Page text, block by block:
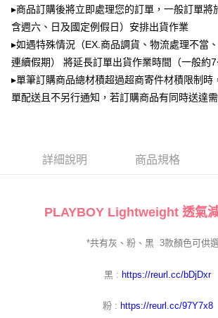
買賣價金債權讓與本公司後，依約使用本公司帳單繳
2.基於同意付款使用「大哥付你分期」之契約關係目
資料（包含姓名、電話或地址）提供予台灣大哥大進
由本公司與您本人進行分期帳單所需資料之確認、核
3.完整用戶服務條款，請詳閱以下連結：https://
7-11取貨付款
每筆NT$100，滿NT$900(含以上)免運費
付款後7-11取貨
每筆NT$100，滿NT$700(含以上)免運費
▸商品訂購後將立即處理您的訂單，一般訂單將
含週六、日及國定例假日）安排出貨作業
▸如遇特殊情況（EX.商品調貨、物流處理不當
連續假期） 將延長訂單出貨作業時間（一般約7
▸單筆訂購商品總材積超過超商寄件材積限制時
單配送且不另行通知，若訂購商品有同時送達
詳細說明 商品規格
PLAYBOY Lightweight 透氣
*共有灰、粉、黑 3款顏色可供
黑 : https://reurl.cc/bDjDxr
粉 : https://reurl.cc/97Y7x8